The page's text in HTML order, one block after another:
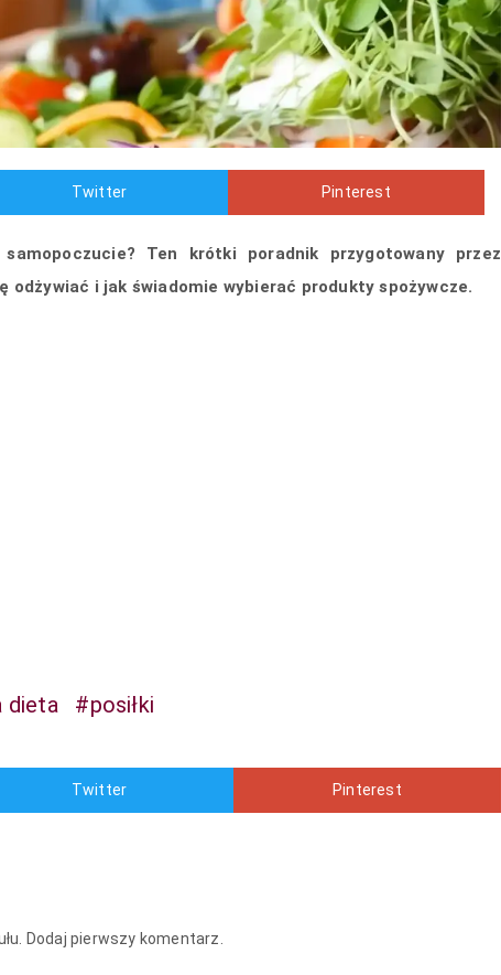
Twitter Pinterest
Ten krótki poradnik przygotowany przez
odżywiać i jak świadomie wybierać produkty spożywcze.
dieta #posiłki
Twitter Pinterest
Dodaj pierwszy komentarz.